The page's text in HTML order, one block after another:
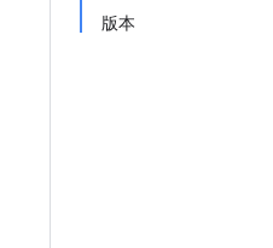
版本